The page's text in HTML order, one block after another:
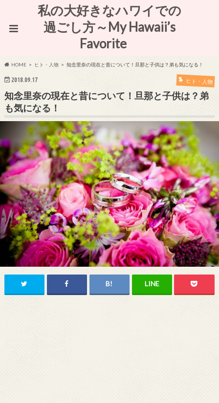
私の大好きなハワイでの
過ごし方～My Hawaii’s
Favorite
HOME ヒト・人物 知念里奈の現在と昔について！旦那と子供は？弟も気になる！
2018.09.17 ヒト・人物
知念里奈の現在と昔について！旦那と子供は？弟
も気になる！